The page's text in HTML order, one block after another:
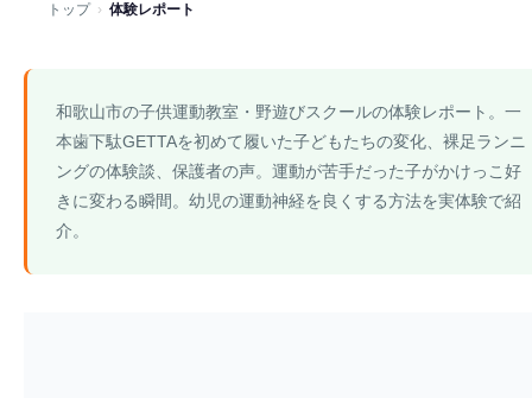
トップ › 体験レポート
和歌山市の子供運動教室・野遊びスクールの体験レポート。一
本歯下駄GETTAを初めて履いた子どもたちの変化、裸足ランニ
ングの体験談、保護者の声。運動が苦手だった子がかけっこ好
きに変わる瞬間。幼児の運動神経を良くする方法を実体験で紹
介。